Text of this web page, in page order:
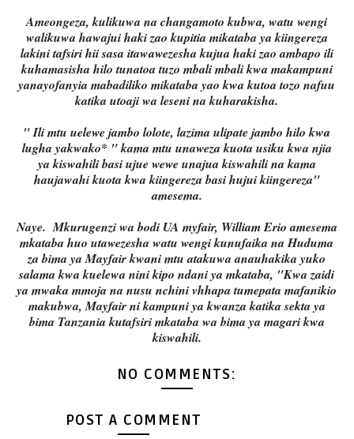
Ameongeza, kulikuwa na changamoto kubwa, watu wengi
walikuwa hawajui haki zao kupitia mikataba ya kiingereza
lakini tafsiri hii sasa itawawezesha kujua haki zao ambapo ili
kuhamasisha hilo tunatoa tuzo mbali mbali kwa makampuni
yanayofanyia mabadiliko mikataba yao kwa kutoa tozo nafuu
katika utoaji wa leseni na kuharakisha.
" Ili mtu uelewe jambo lolote, lazima ulipate jambo hilo kwa
lugha yakwako* " kama mtu unaweza kuota usiku kwa njia
ya kiswahili basi ujue wewe unajua kiswahili na kama
haujawahi kuota kwa kiingereza basi hujui kiingereza"
amesema.
Naye. Mkurugenzi wa bodi UA myfair, William Erio amesema
mkataba huo utawezesha watu wengi kunufaika na Huduma
za bima ya Mayfair kwani mtu atakuwa anauhakika yuko
salama kwa kuelewa nini kipo ndani ya mkataba, "Kwa zaidi
ya mwaka mmoja na nusu nchini vhhapa tumepata mafanikio
makubwa, Mayfair ni kampuni ya kwanza katika sekta ya
bima Tanzania kutafsiri mkataba wa bima ya magari kwa
kiswahili.
NO COMMENTS:
POST A COMMENT